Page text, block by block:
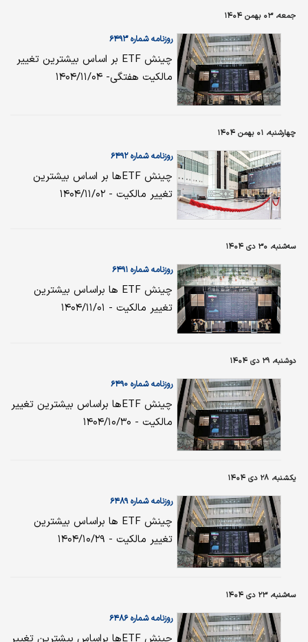
جمعه، ۰۳ بهمن ۱۴۰۴
روزنامه شماره ۶۴۹۳
چینش ETF بر اساس بیشترین تغییر
مالکیت هفتگی- ۱۴۰۴/۱۱/۰۴
چهارشنبه، ۰۱ بهمن ۱۴۰۴
روزنامه شماره ۶۴۹۲
چینش ETFها بر اساس بیشترین
تغییر مالکیت - ۱۴۰۴/۱۱/۰۲
سه‌شنبه، ۳۰ دی ۱۴۰۴
روزنامه شماره ۶۴۹۱
چینش ETF ها براساس بیشترین
تغییر مالکیت - ۱۴۰۴/۱۱/۰۱
دوشنبه، ۲۹ دی ۱۴۰۴
روزنامه شماره ۶۴۹۰
چینش ETFها براساس بیشترین تغییر
مالکیت - ۱۴۰۴/۱۰/۳۰
یکشنبه، ۲۸ دی ۱۴۰۴
روزنامه شماره ۶۴۸۹
چینش ETF ها براساس بیشترین
تغییر مالکیت - ۱۴۰۴/۱۰/۲۹
سه‌شنبه، ۲۳ دی ۱۴۰۴
روزنامه شماره ۶۴۸۶